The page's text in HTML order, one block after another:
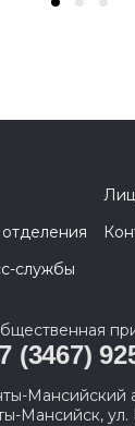
службы
(3467)
Мансийский
Мансийск,